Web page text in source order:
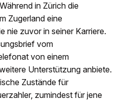
in Zürich die
Zugerland eine
nie zuvor in seiner Karriere.
vom
von einem
Unterstützung anbiete.
Zustände für
zumindest für jene